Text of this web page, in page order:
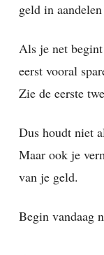
geld in
Als je net
eerst vooral
Zie de eerste
Dus houdt niet
Maar ook je
van je geld.
Begin vandaag